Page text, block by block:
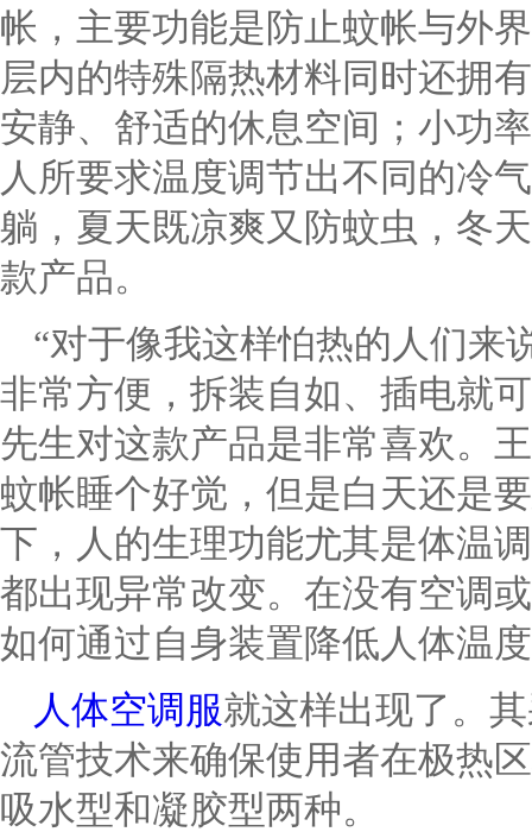
帐，主要功能是防止蚊帐与外
层内的特殊隔热材料同时还拥
安静、舒适的休息空间；小功
人所要求温度调节出不同的冷
躺，夏天既凉爽又防蚊虫，冬
款产品。
“对于像我这样怕热的人们来
非常方便，拆装自如、插电就
先生对这款产品是非常喜欢。
蚊帐睡个好觉，但是白天还是
下，人的生理功能尤其是体温
都出现异常改变。在没有空调
如何通过自身装置降低人体温
人体空调服就这样出现了。
流管技术来确保使用者在极热
吸水型和凝胶型两种。